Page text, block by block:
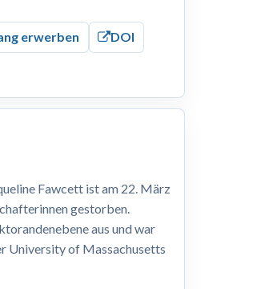
erwerben DOI
Fawcett ist am 22. März
gestorben.
aus und war
University of Massachusetts